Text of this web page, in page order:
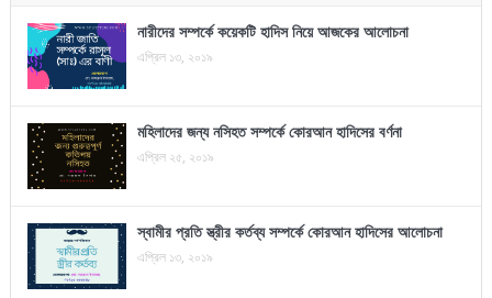
নারীদের সম্পর্কে কয়েকটি হাদিস নিয়ে আজকের আলোচনা
এপ্রিল ১৩, ২০১৯
মহিলাদের জন্য নসিহত সম্পর্কে কোরআন হাদিসের বর্ণনা
এপ্রিল ২৫, ২০১৯
স্বামীর প্রতি স্ত্রীর কর্তব্য সম্পর্কে কোরআন হাদিসের আলোচনা
এপ্রিল ১৩, ২০১৯